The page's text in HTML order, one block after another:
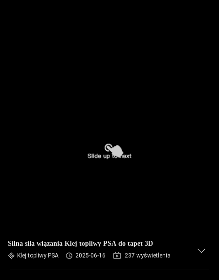
Silna siła wiązania Klej topliwy PSA do tapet 3D
Klej topliwy PSA 2025-06-16 237 wyświetlenia